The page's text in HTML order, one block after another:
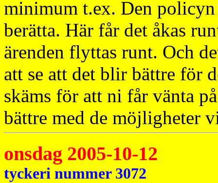
minimum t.ex. Den
berätta. Här får det åkas
ärenden flyttas runt. Och
att se att det blir bättre för
skäms för att ni får vänta
bättre med de möjligheter
onsdag 2005-10-12
tyckeri nummer 3072